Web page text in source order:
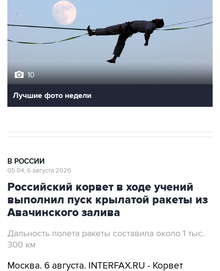
10
Лучшие фото недели
В РОССИИ
05:04, 6 августа 2026
Российский корвет в ходе учений
выполнил пуск крылатой ракеты из
Авачинского залива
Дальность полета ракеты составила около 1 тыс.
300 км
Москва. 6 августа. INTERFAX.RU - Корвет